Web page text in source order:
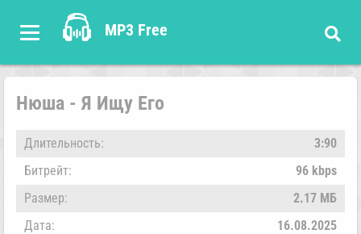
MP3 Free
Нюша - Я Ищу Его
Длительность:
3:90
Битрейт:
96 kbps
Размер:
2.17 МБ
Дата:
16.08.2025